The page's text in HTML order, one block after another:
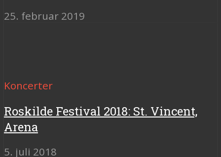
25. februar 2019
Koncerter
Roskilde Festival 2018: St. Vincent,
Arena
5. juli 2018